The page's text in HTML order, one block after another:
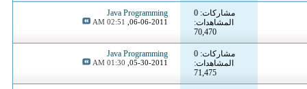
مشاركات: 0
المشاهدات:
70,470
Java Programming
06-06-2011,
02:51 AM
مشاركات: 0
المشاهدات:
71,475
Java Programming
05-30-2011,
01:30 AM